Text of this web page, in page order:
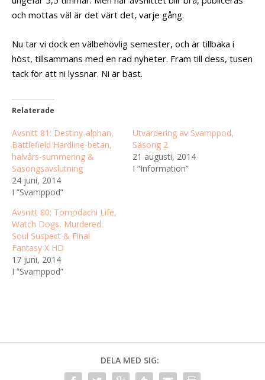
och mottas väl är det värt det, varje gång.
Nu tar vi dock en välbehövlig semester, och är tillbaka i
höst, tillsammans med en rad nyheter. Fram till dess, tusen
tack för att ni lyssnar. Ni är bäst.
Relaterade
Avsnitt 81: Destiny-alphan,
Battlefield Hardline-betan,
halvårs-summering &
Säsongsavslutning
24 juni, 2014
I ”Svamppod”
Utvärdering av Svamppod,
Säsong 2
21 augusti, 2014
I ”Information”
Avsnitt 80: Tomodachi Life,
Watch Dogs, Murdered:
Soul Suspect & Final
Fantasy X HD
17 juni, 2014
I ”Svamppod”
DELA MED SIG: